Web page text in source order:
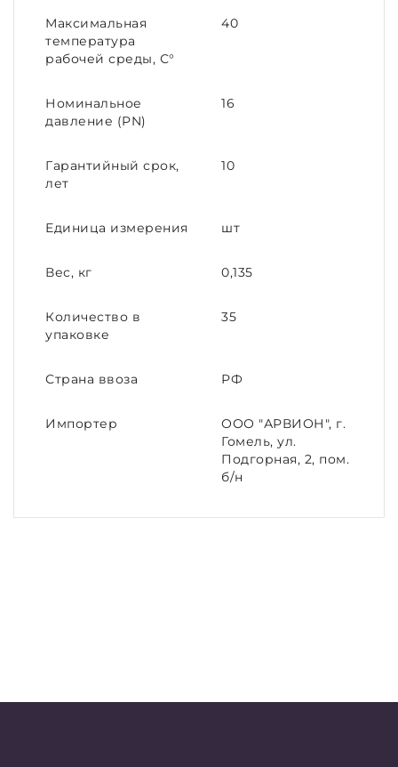
Максимальная
температура
рабочей среды, С°
40
Номинальное
давление (PN)
16
Гарантийный срок,
лет
10
Единица измерения шт
Вес, кг 0,135
Количество в
упаковке
35
Страна ввоза РФ
Импортер
ООО "АРВИОН", г.
Гомель, ул.
Подгорная, 2, пом.
б/н